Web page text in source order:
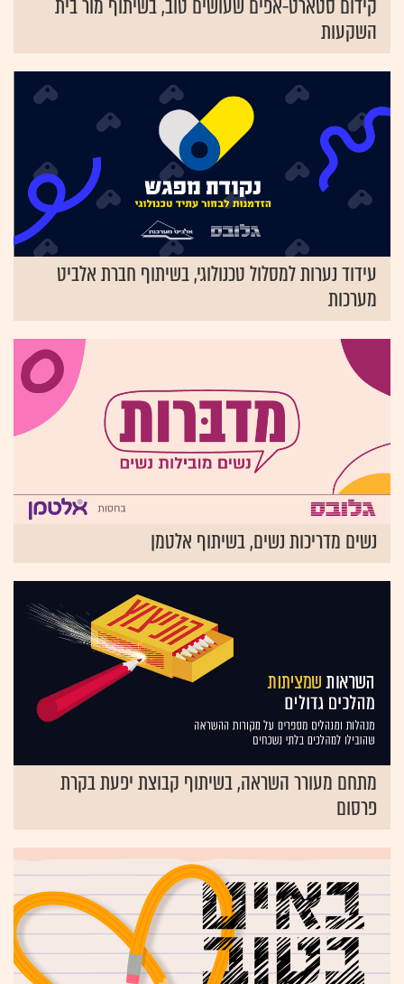
קידום סטארט-אפים שעושים טוב, בשיתוף מור בית
השקעות
עידוד נערות למסלול טכנולוגי, בשיתוף חברת אלביט
מערכות
נשים מדריכות נשים, בשיתוף אלטמן
מתחם מעורר השראה, בשיתוף קבוצת יפעת בקרת
פרסום